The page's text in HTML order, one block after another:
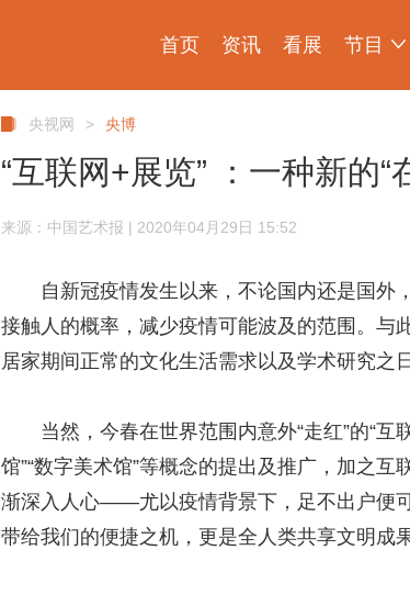
首页 资讯 看展 节目
央视网 > 央博
“互联网+展览” ：一种新的“
来源：中国艺术报 | 2020年04月29日 15:52
自新冠疫情发生以来，不论国内还是国外，
接触人的概率，减少疫情可能波及的范围。与
居家期间正常的文化生活需求以及学术研究之
当然，今春在世界范围内意外“走红”的“互
馆”“数字美术馆”等概念的提出及推广，加之
渐深入人心——尤以疫情背景下，足不出户便
带给我们的便捷之机，更是全人类共享文明成